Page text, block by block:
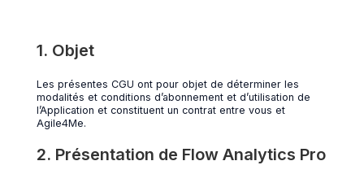
1. Objet
Les présentes CGU ont pour objet de déterminer les
modalités et conditions d’abonnement et d’utilisation de
l’Application et constituent un contrat entre vous et
Agile4Me.
2. Présentation de Flow Analytics Pro